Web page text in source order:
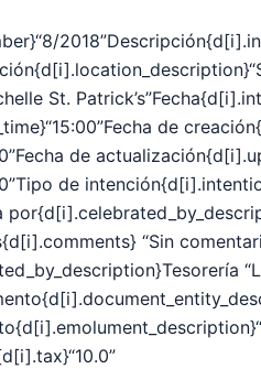
– cómo iniciar sesión
St.
de
de
de
“Sin